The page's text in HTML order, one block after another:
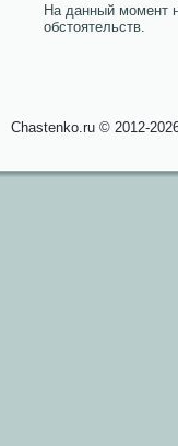
На данный момент
обстоятельств.
Chastenko.ru © 2012-